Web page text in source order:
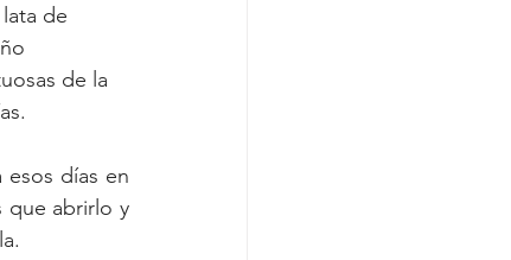
de
de la
esos días en
que abrirlo y